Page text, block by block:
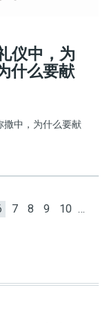
仪中，为
什么要献
撒中，为什么要献
page
Page
7 Page
8 Page
9 Page
10 …